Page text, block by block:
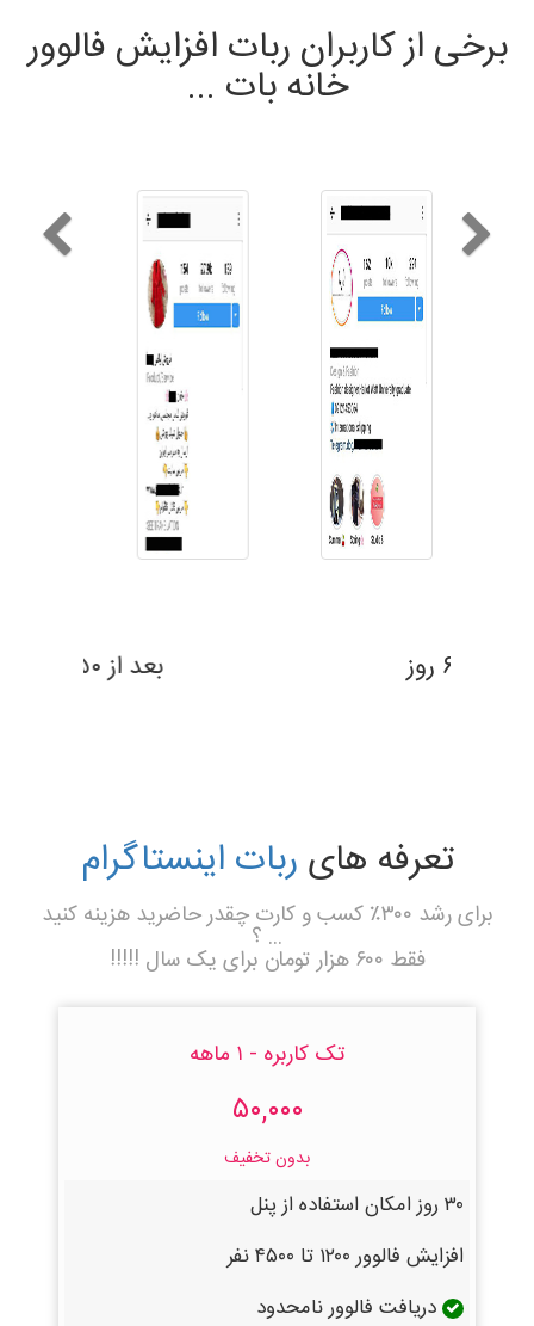
برخی از کاربران ربات افزایش فالوور
خانه بات ...
تعرفه هایربات اینستاگرام
برای رشد ۳۰۰٪ کسب و کارت چقدر حاضرید هزینه کنید
... ؟
فقط ۶۰۰ هزار تومان برای یک سال !!!!!
تک کاربره - ۱ ماهه
۵۰,۰۰۰
بدون تخفیف
۳۰ روز امکان استفاده از پنل
افزایش فالوور ۱۲۰۰ تا ۴۵۰۰ نفر
دریافت فالوور نامحدود